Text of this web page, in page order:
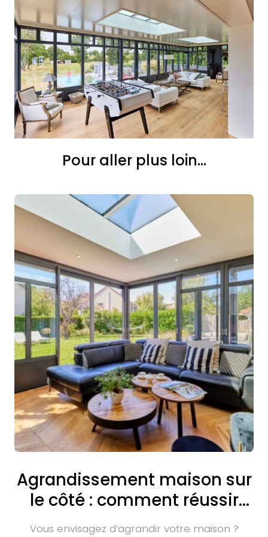
Pour aller plus loin...
Agrandissement maison sur
le côté : comment réussir
son extension latérale ?
Vous envisagez d’agrandir votre maison ?